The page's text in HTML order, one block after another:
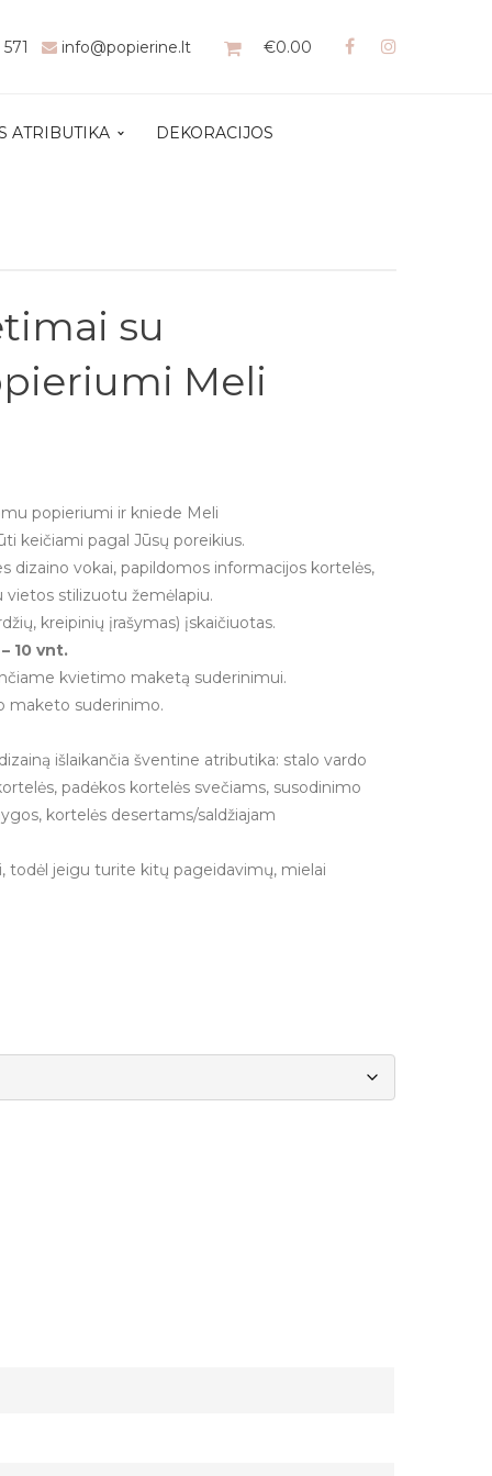
571 info@popierine.lt €0.00
ATRIBUTIKA DEKORACIJOS
su
Meli
popieriumi ir kniede Meli
keičiami pagal Jūsų poreikius.
dizaino vokai, papildomos informacijos kortelės,
vietos stilizuotu žemėlapiu.
kreipinių įrašymas) įskaičiuotas.
10 vnt.
kvietimo maketą suderinimui.
maketo suderinimo.
išlaikančia šventine atributika: stalo vardo
padėkos kortelės svečiams, susodinimo
kortelės desertams/saldžiajam
todėl jeigu turite kitų pageidavimų, mielai